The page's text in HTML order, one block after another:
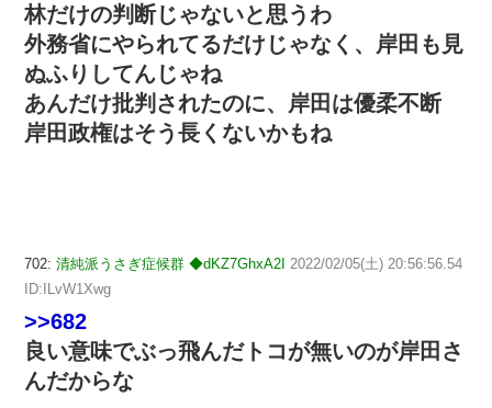
林だけの判断じゃないと思うわ
外務省にやられてるだけじゃなく、岸田も見
ぬふりしてんじゃね
あんだけ批判されたのに、岸田は優柔不断
岸田政権はそう長くないかもね
702: 清純派うさぎ症候群 ◆dKZ7GhxA2I 2022/02/05(土) 20:56:56.54
ID:ILvW1Xwg
>>682
良い意味でぶっ飛んだトコが無いのが岸田さ
んだからな